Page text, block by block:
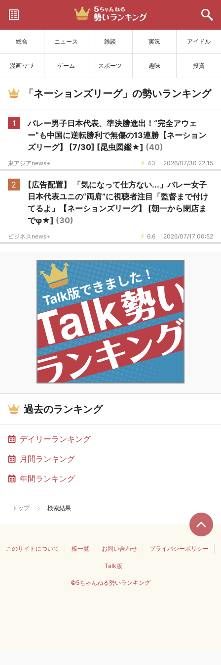
総合 ニュース 雑談 実況 アイドル
漫画･ｱﾆﾒ ゲーム スポーツ 趣味 投資
サイトを更新
「ネーションズリーグ」の勢いランキング
1
バレー男子日本代表、準決勝進出！“完全アウェ
ー”も中国に逆転勝利で無傷の13連勝【ネーション
ズリーグ】 [7/30] [昆虫図鑑★] (40)
43 2026/07/30 22:15
東アジアnews+
2
【広告配置】 「気になって仕方ない...」バレー女子
日本代表ユニの“両肩”に視聴者注目「監督まで付け
てるよ」【ネーションズリーグ】 [朝一から閉店ま
でφ★] (30)
6.6 2026/07/17 00:52
ビジネスnews+
過去のランキング
デイリーランキング
月間ランキング
年間ランキング
トップ 検索結果
このサイトについて 板一覧 お問い合わせ プライバシーポリシー
Talk版
©5ちゃんねる勢いランキング